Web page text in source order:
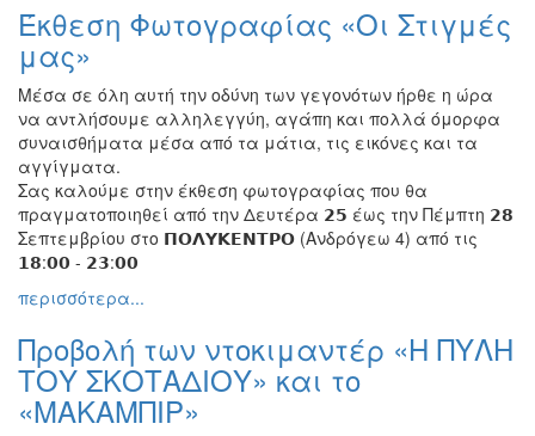
Έκθεση Φωτογραφίας «Οι Στιγμές
μας»
Μέσα σε όλη αυτή την οδύνη των γεγονότων ήρθε η ώρα
να αντλήσουμε αλληλεγγύη, αγάπη και πολλά όμορφα
συναισθήματα μέσα από τα μάτια, τις εικόνες και τα
αγγίγματα.
Σας καλούμε στην έκθεση φωτογραφίας που θα
πραγματοποιηθεί από την Δευτέρα 𝟮𝟱 έως την Πέμπτη 𝟮𝟴
Σεπτεμβρίου στο 𝝥𝝤𝝠𝝪𝝟𝝚𝝢𝝩𝝦𝝤 (Ανδρόγεω 4) από τις
𝟭𝟴:𝟬𝟬 - 𝟮𝟯:𝟬𝟬
περισσότερα...
Προβολή των ντοκιμαντέρ «Η ΠΥΛΗ
ΤΟΥ ΣΚΟΤΑΔΙΟΥ» και το
«ΜΑΚΑΜΠΙΡ»